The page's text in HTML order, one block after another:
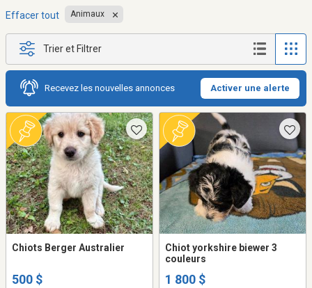
Effacer tout Animaux
Trier et Filtrer
Recevez les nouvelles annonces Activer une alerte
Chiots Berger Australier
500 $
Chiot yorkshire biewer 3
couleurs
1 800 $